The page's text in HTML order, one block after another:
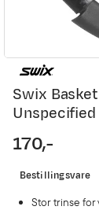
Swix
Unspecified
price
170,-
Bestillingsvare
Stor trinse for